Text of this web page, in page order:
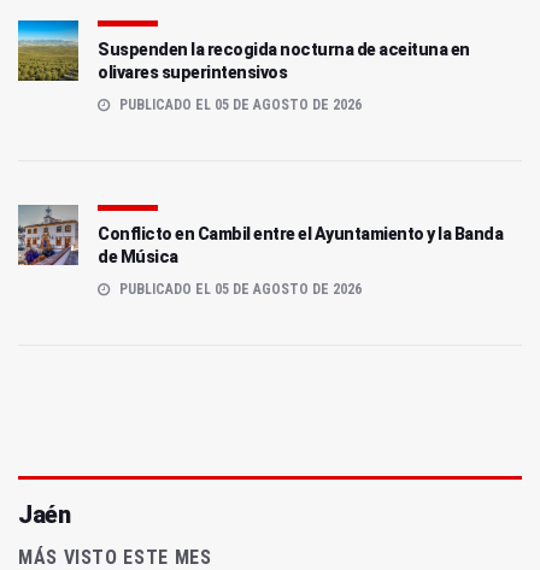
Suspenden la recogida nocturna de aceituna en
olivares superintensivos
PUBLICADO EL 05 DE AGOSTO DE 2026
Conflicto en Cambil entre el Ayuntamiento y la Banda
de Música
PUBLICADO EL 05 DE AGOSTO DE 2026
Jaén
MÁS VISTO ESTE MES